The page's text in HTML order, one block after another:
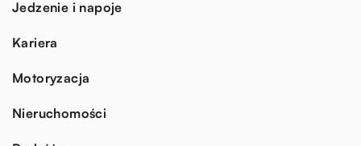
Jedzenie i napoje
Kariera
Motoryzacja
Nieruchomości